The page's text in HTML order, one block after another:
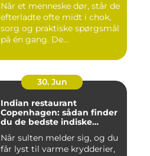
Når et menneske dør, står de
efterladte ofte midt i chok,
sorg og praktiske spørgsmål
på én gang. De...
30. Jun
Indian restaurant
Copenhagen: sådan finder
du de bedste indiske
Når sulten melder sig, og du
får lyst til varme krydderier,